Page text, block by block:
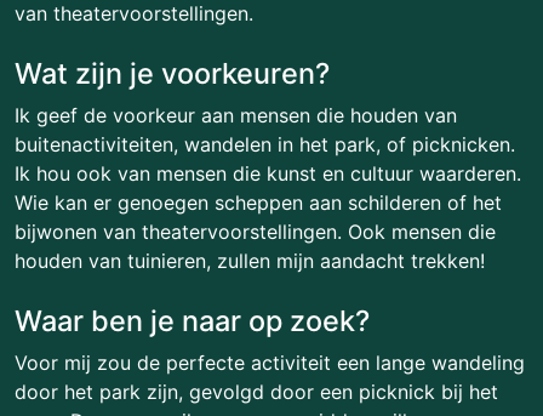
van theatervoorstellingen.
Wat zijn je voorkeuren?
Ik geef de voorkeur aan mensen die houden van
buitenactiviteiten, wandelen in het park, of picknicken.
Ik hou ook van mensen die kunst en cultuur waarderen.
Wie kan er genoegen scheppen aan schilderen of het
bijwonen van theatervoorstellingen. Ook mensen die
houden van tuinieren, zullen mijn aandacht trekken!
Waar ben je naar op zoek?
Voor mij zou de perfecte activiteit een lange wandeling
door het park zijn, gevolgd door een picknick bij het